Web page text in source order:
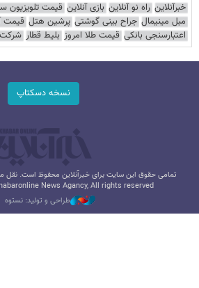
خبرآنلاین راه نو آنلاین بازی آنلاین قیمت تلویزیون
مبل مینیمال جراح بینی گوشتی پرشین هتل قیمت
اعتبارسنجی بانکی قیمت طلا امروز بلیط قطار شرکت
نسخه دسکتاپ
تمامی حقوق این سایت برای خبرآنلاین محفوظ است. نقل
News Agancy, All rights reserved
طراحی و تولید: نستوه